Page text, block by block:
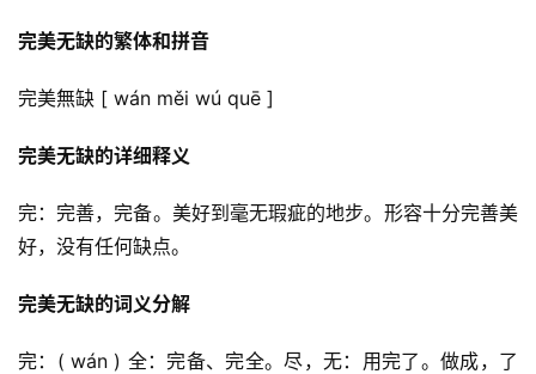
完美无缺的繁体和拼音
完美無缺 [ wán měi wú quē ]
完美无缺的详细释义
完：完善，完备。美好到毫无瑕疵的地步。形容十分完善美
好，没有任何缺点。
完美无缺的词义分解
完：( wán ) 全：完备、完全。尽，无：用完了。做成，了